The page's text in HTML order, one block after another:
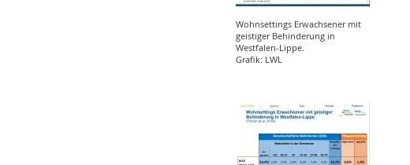
Wohnsettings Erwachsener mit
geistiger Behinderung in
Westfalen-Lippe.
Grafik: LWL